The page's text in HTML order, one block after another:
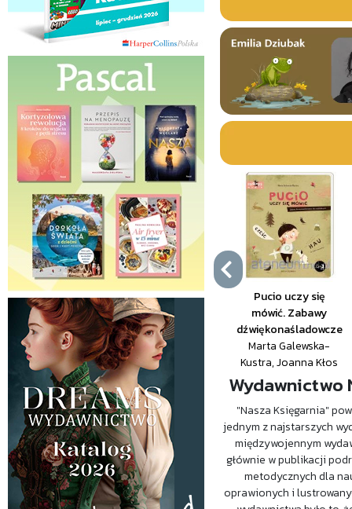
Pucio uczy się
mówić. Zabawy
dźwiękonaśladowcze
Marta Galewska-
Kustra, Joanna Kłos
Wydawnictwo
"Nasza Księgarnia"
jednym z najstarszych
międzywojennym
głównie w publikacji
metodycznych dla
oprawionych i